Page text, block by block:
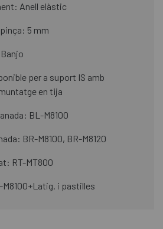
Anell elàstic
5 mm
per a suport IS amb
en tija
BL-M8100
BR-M8100, BR-M8120
RT-MT800
i pastilles